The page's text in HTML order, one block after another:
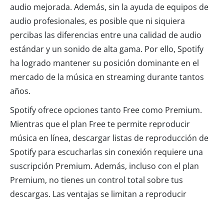
audio mejorada. Además, sin la ayuda de equipos de
audio profesionales, es posible que ni siquiera
percibas las diferencias entre una calidad de audio
estándar y un sonido de alta gama. Por ello, Spotify
ha logrado mantener su posición dominante en el
mercado de la música en streaming durante tantos
años.
Spotify ofrece opciones tanto Free como Premium.
Mientras que el plan Free te permite reproducir
música en línea, descargar listas de reproducción de
Spotify para escucharlas sin conexión requiere una
suscripción Premium. Además, incluso con el plan
Premium, no tienes un control total sobre tus
descargas. Las ventajas se limitan a reproducir